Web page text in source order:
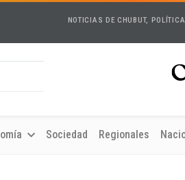
NOTICIAS DE CHUBUT,
Sociedad Regionales